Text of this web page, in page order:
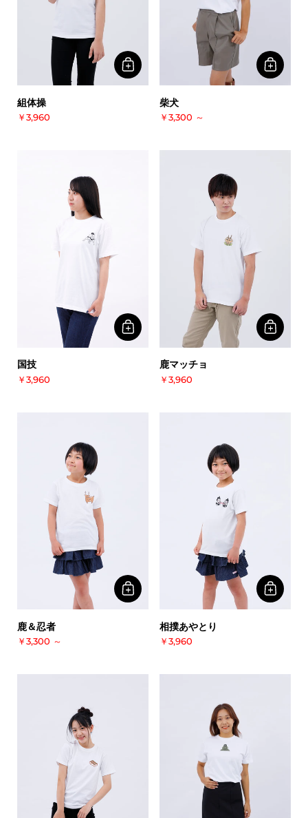
組体操
￥3,960
柴犬
￥3,300 ～
国技
￥3,960
鹿マッチョ
￥3,960
鹿＆忍者
￥3,300 ～
相撲あやとり
￥3,960